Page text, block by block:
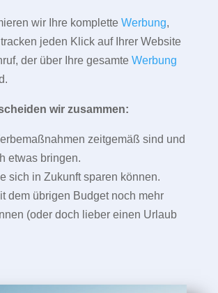
wir Ihre komplette Werbung,
jeden Klick auf Ihrer Website
der über Ihre gesamte Werbung
wir zusammen:
zeitgemäß sind und
etwas bringen.
sich in Zukunft sparen können.
dem übrigen Budget noch mehr
(oder doch lieber einen Urlaub